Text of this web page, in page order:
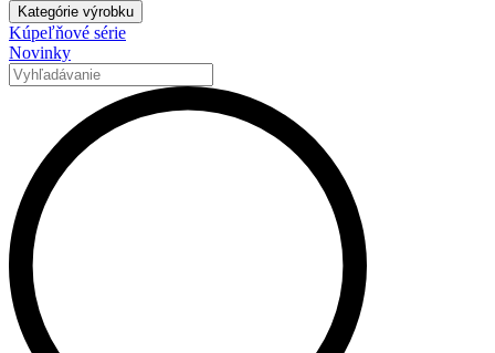
Kategórie výrobku
Kúpeľňové série
Novinky